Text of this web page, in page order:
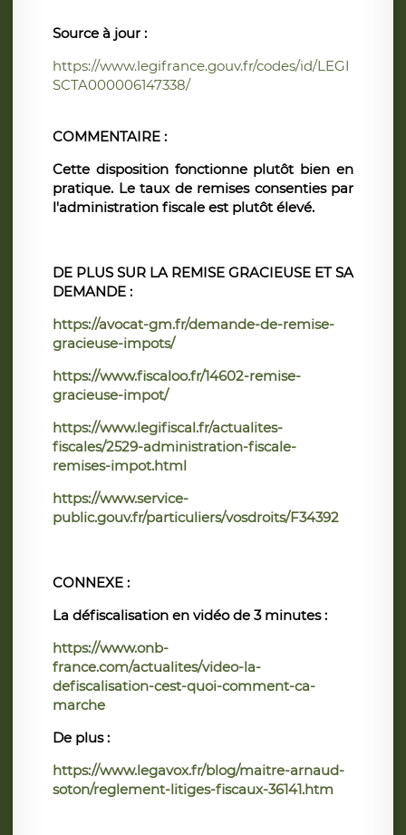
Source à jour :
https://www.legifrance.gouv.fr/codes/id/LEGI
SCTA000006147338/
COMMENTAIRE :
Cette disposition fonctionne plutôt bien en
pratique. Le taux de remises consenties par
l'administration fiscale est plutôt élevé.
DE PLUS SUR LA REMISE GRACIEUSE ET SA
DEMANDE :
https://avocat-gm.fr/demande-de-remise-
gracieuse-impots/
https://www.fiscaloo.fr/14602-remise-
gracieuse-impot/
https://www.legifiscal.fr/actualites-
fiscales/2529-administration-fiscale-
remises-impot.html
https://www.service-
public.gouv.fr/particuliers/vosdroits/F34392
CONNEXE :
La défiscalisation en vidéo de 3 minutes :
https://www.onb-
france.com/actualites/video-la-
defiscalisation-cest-quoi-comment-ca-
marche
De plus :
https://www.legavox.fr/blog/maitre-arnaud-
soton/reglement-litiges-fiscaux-36141.htm